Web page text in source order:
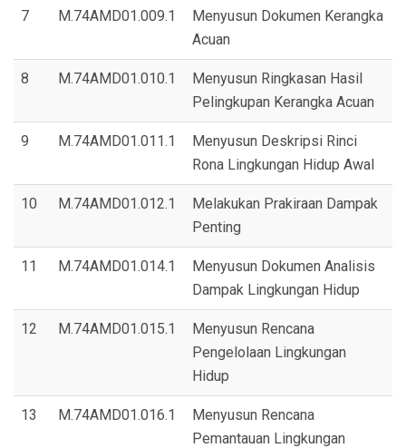
7 M.74AMD01.009.1
Menyusun Dokumen Kerangka
Acuan
8 M.74AMD01.010.1
Menyusun Ringkasan Hasil
Pelingkupan Kerangka Acuan
9 M.74AMD01.011.1
Menyusun Deskripsi Rinci
Rona Lingkungan Hidup Awal
10 M.74AMD01.012.1
Melakukan Prakiraan Dampak
Penting
11 M.74AMD01.014.1
Menyusun Dokumen Analisis
Dampak Lingkungan Hidup
12 M.74AMD01.015.1
Menyusun Rencana
Pengelolaan Lingkungan
Hidup
13 M.74AMD01.016.1
Menyusun Rencana
Pemantauan Lingkungan